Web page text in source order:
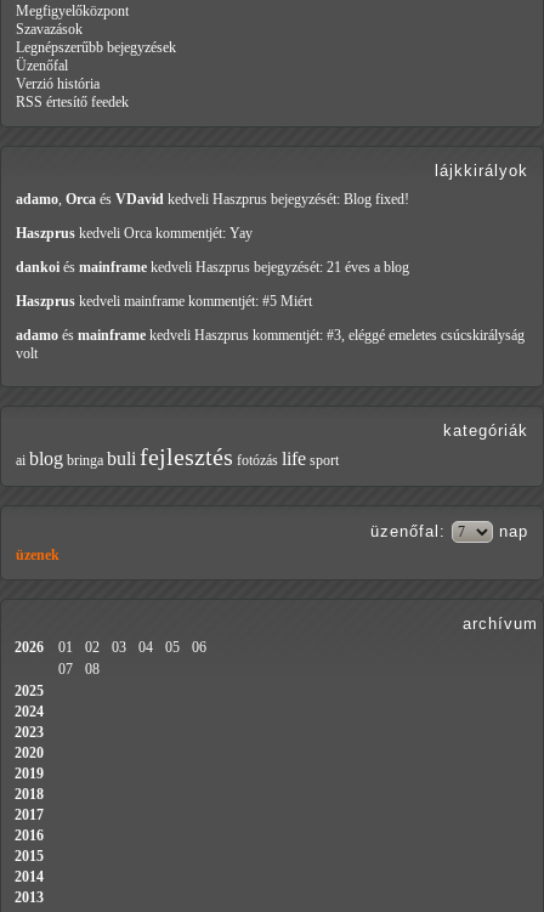
Megfigyelőközpont
Szavazások
Legnépszerűbb bejegyzések
Üzenőfal
Verzió história
RSS értesítő feedek
lájkkirályok
adamo, Orca és VDavid kedveli Haszprus bejegyzését: Blog fixed!
Haszprus kedveli Orca kommentjét: Yay
dankoi és mainframe kedveli Haszprus bejegyzését: 21 éves a blog
Haszprus kedveli mainframe kommentjét: #5 Miért
adamo és mainframe kedveli Haszprus kommentjét: #3, eléggé emeletes csúcskirályság
volt
kategóriák
ai blog bringa buli fejlesztés fotózás life sport
üzenőfal : nap
üzenek
archívum
2026 01 02 03 04 05
06
07
08
2025
2024
2023
2020
2019
2018
2017
2016
2015
2014
2013